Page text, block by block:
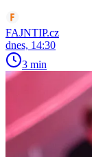
FAJNTIP.cz
dnes, 14:30
3 min